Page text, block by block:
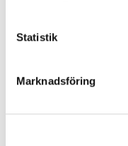
Statistik
Marknadsföring